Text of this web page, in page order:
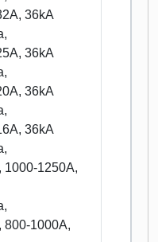
36kA
36kA
36kA
36kA
1000-1250A,
800-1000A,